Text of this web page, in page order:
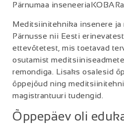
Pärnumaa
Meditsiinitehnika insenere
Pärnusse nii Eesti
ettevõtetest, mis toetavad
osutamist
remondiga. Lisaks osalesid
õppejõud ning
magistrantuuri tudengid.
Õppepäev oli